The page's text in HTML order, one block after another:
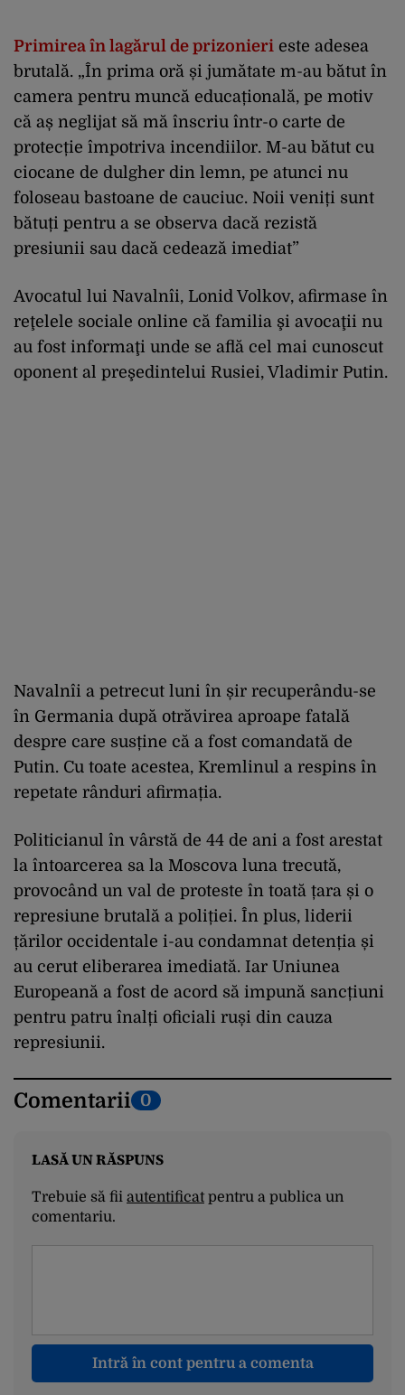
Primirea în lagărul de prizonieri este adesea
brutală. „În prima oră și jumătate m-au bătut în
camera pentru muncă educațională, pe motiv
că aș neglijat să mă înscriu într-o carte de
protecție împotriva incendiilor. M-au bătut cu
ciocane de dulgher din lemn, pe atunci nu
foloseau bastoane de cauciuc. Noii veniți sunt
bătuți pentru a se observa dacă rezistă
presiunii sau dacă cedează imediat”
Avocatul lui Navalnîi, Lonid Volkov, afirmase în
reţelele sociale online că familia şi avocaţii nu
au fost informaţi unde se află cel mai cunoscut
oponent al preşedintelui Rusiei, Vladimir Putin.
Navalnîi a petrecut luni în șir recuperându-se
în Germania după otrăvirea aproape fatală
despre care susține că a fost comandată de
Putin. Cu toate acestea, Kremlinul a respins în
repetate rânduri afirmația.
Politicianul în vârstă de 44 de ani a fost arestat
la întoarcerea sa la Moscova luna trecută,
provocând un val de proteste în toată țara și o
represiune brutală a poliției. În plus, liderii
țărilor occidentale i-au condamnat detenția și
au cerut eliberarea imediată. Iar Uniunea
Europeană a fost de acord să impună sancțiuni
pentru patru înalți oficiali ruși din cauza
represiunii.
Comentarii 0
LASĂ UN RĂSPUNS
Trebuie să fii autentificatpentru a publica un
comentariu.
Intră în cont pentru a comenta